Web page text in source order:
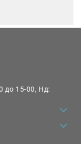
до 15-00, Нд: